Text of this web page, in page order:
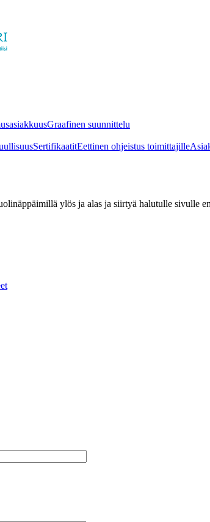
Graafinen suunnittelu
SertifikaatitEettinen ohjeistus toimittajille
ylös ja alas ja siirtyä halutulle sivulle